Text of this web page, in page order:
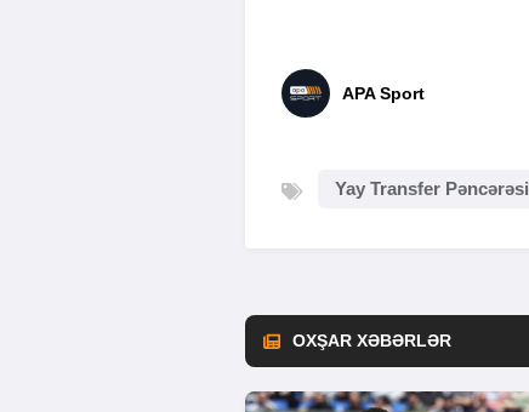
APA Sport
Yay Transfer Pəncərəsi
OXŞAR XƏBƏRLƏR